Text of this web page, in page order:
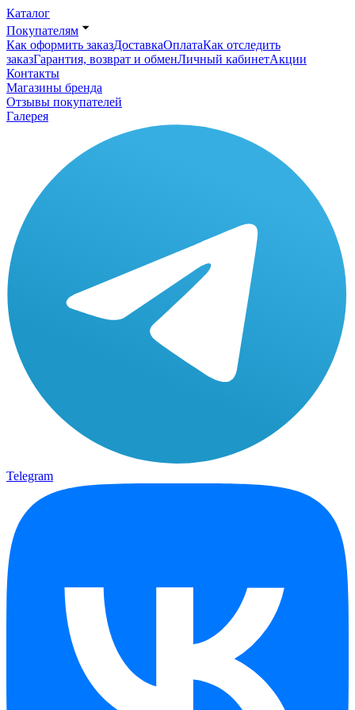
Каталог
Покупателям
Как оформить заказДоставкаОплатаКак отследить
заказГарантия, возврат и обменЛичный кабинетАкции
Контакты
Магазины бренда
Отзывы покупателей
Галерея
Telegram